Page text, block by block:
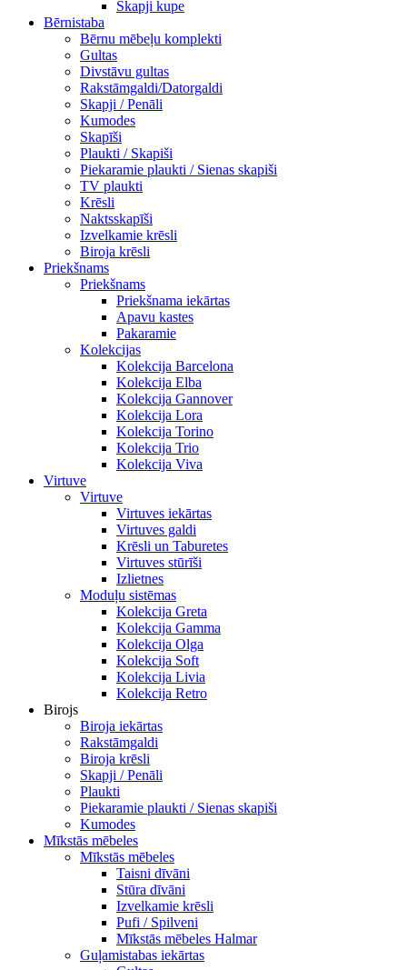
Skapji kupe
Bērnistaba
Bērnu mēbeļu komplekti
Gultas
Divstāvu gultas
Rakstāmgaldi/Datorgaldi
Skapji / Penāli
Kumodes
Skapīši
Plaukti / Skapiši
Piekaramie plaukti / Sienas skapiši
TV plaukti
Krēsli
Naktsskapīši
Izvelkamie krēsli
Biroja krēsli
Priekšnams
Priekšnams
Priekšnama iekārtas
Apavu kastes
Pakaramie
Kolekcijas
Kolekcija Barcelona
Kolekcija Elba
Kolekcija Gannover
Kolekcija Lora
Kolekcija Torino
Kolekcija Trio
Kolekcija Viva
Virtuve
Virtuve
Virtuves iekārtas
Virtuves galdi
Krēsli un Taburetes
Virtuves stūrīši
Izlietnes
Moduļu sistēmas
Kolekcija Greta
Kolekcija Gamma
Kolekcija Olga
Kolekcija Soft
Kolekcija Livia
Kolekcija Retro
Birojs
Biroja iekārtas
Rakstāmgaldi
Biroja krēsli
Skapji / Penāli
Plaukti
Piekaramie plaukti / Sienas skapiši
Kumodes
Mīkstās mēbeles
Mīkstās mēbeles
Taisni dīvāni
Stūra dīvāni
Izvelkamie krēsli
Pufi / Spilveni
Mīkstās mēbeles Halmar
Guļamistabas iekārtas